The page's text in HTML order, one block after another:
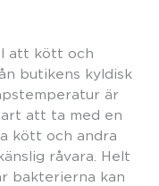
att kött och
butikens kyldisk
är
att ta med en
kött och andra
råvara. Helt
bakterierna kan